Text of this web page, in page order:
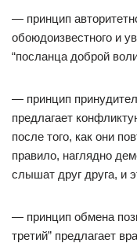
— принцип
обоюдоизвестного и
“посланца доброй
— принцип
предлагает
после того, как они
правило, наглядно
слышат друг друга, и
— принцип обмена
третий” предлагает